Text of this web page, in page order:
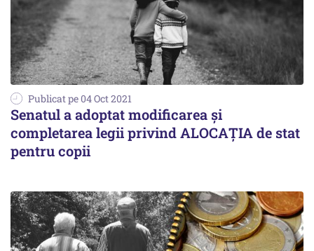
Publicat pe 04 Oct 2021
Senatul a adoptat modificarea şi
completarea legii privind ALOCAȚIA de stat
pentru copii